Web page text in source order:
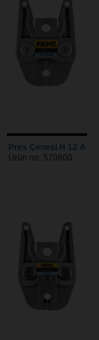
Pres Çenesi H 12 A
Ürün no. 570600